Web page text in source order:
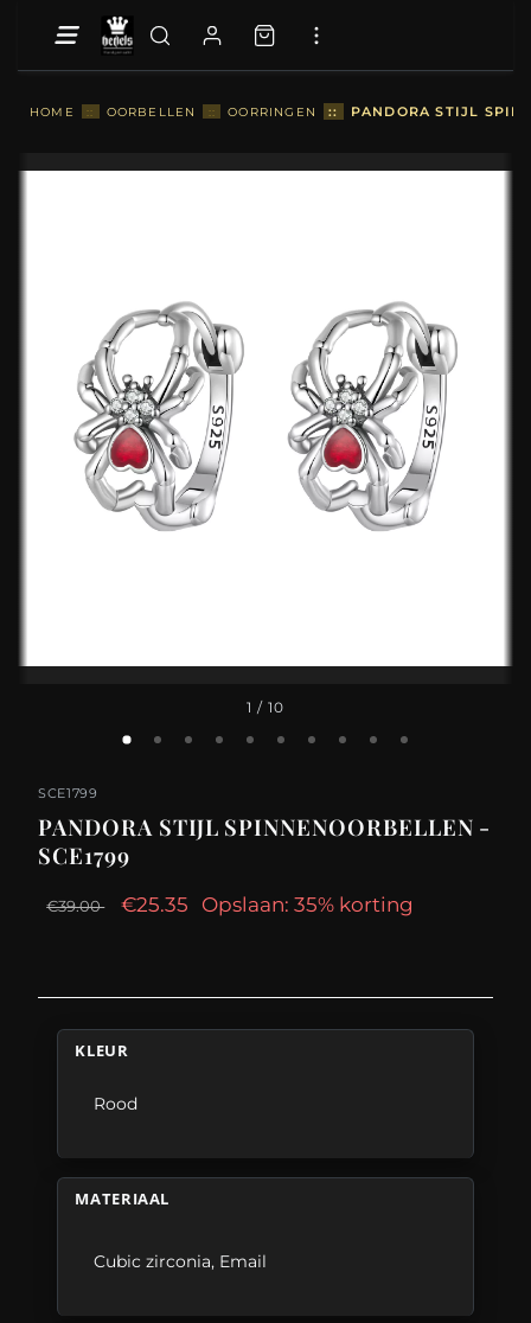
HOME :: OORBELLEN :: OORRINGEN :: PANDORA STIJL
1 / 10
SCE1799
PANDORA STIJL SPINNENOORBELLEN -
SCE1799
€39.00 €25.35 Opslaan: 35% korting
KLEUR
Rood
MATERIAAL
Cubic zirconia, Email